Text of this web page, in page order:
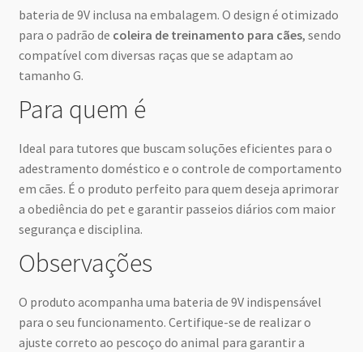
bateria de 9V inclusa na embalagem. O design é otimizado
para o padrão de coleira de treinamento para cães, sendo
compatível com diversas raças que se adaptam ao
tamanho G.
Para quem é
Ideal para tutores que buscam soluções eficientes para o
adestramento doméstico e o controle de comportamento
em cães. É o produto perfeito para quem deseja aprimorar
a obediência do pet e garantir passeios diários com maior
segurança e disciplina.
Observações
O produto acompanha uma bateria de 9V indispensável
para o seu funcionamento. Certifique-se de realizar o
ajuste correto ao pescoço do animal para garantir a